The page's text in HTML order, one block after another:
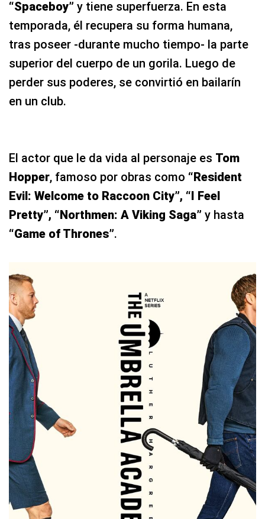
“Spaceboy” y tiene superfuerza. En esta
temporada, él recupera su forma humana,
tras poseer -durante mucho tiempo- la parte
superior del cuerpo de un gorila. Luego de
perder sus poderes, se convirtió en bailarín
en un club.
El actor que le da vida al personaje es Tom
Hopper, famoso por obras como “Resident
Evil: Welcome to Raccoon City”, “I Feel
Pretty”, “Northmen: A Viking Saga” y hasta
“Game of Thrones”.